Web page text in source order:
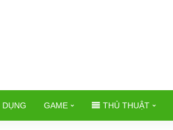
GAME THỦ THUẬT